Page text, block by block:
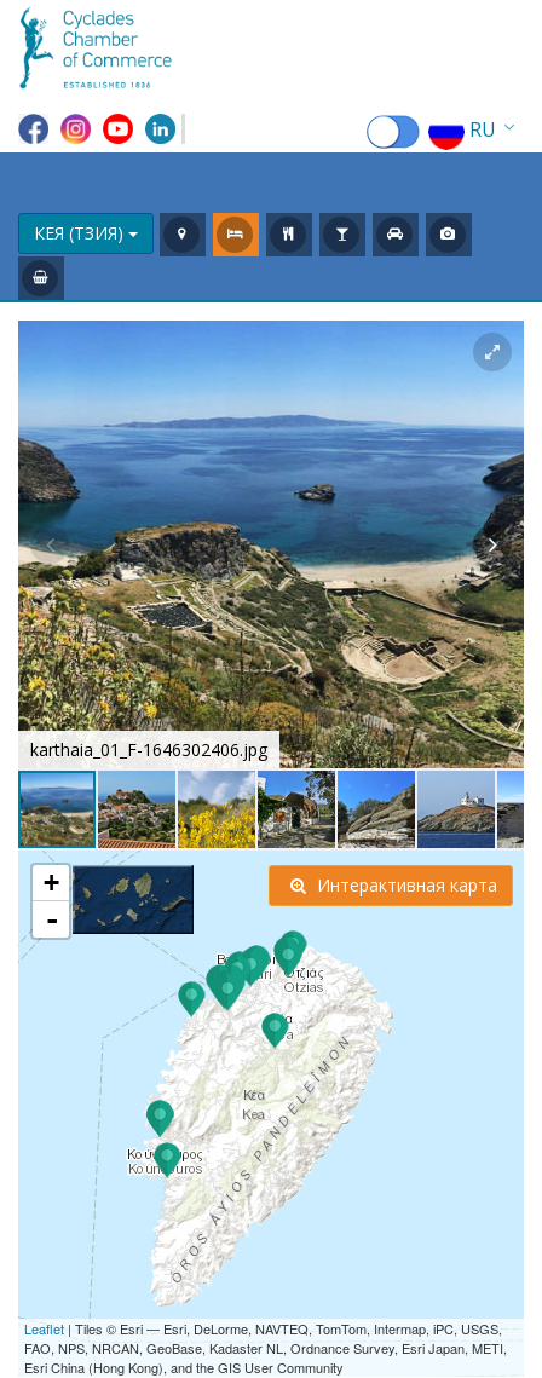
RU
DE
IT
ES
CN
КЕЯ (ТЗИЯ)
karthaia_01_F-1646302406.jpg
+
-
Leaflet | Tiles © Esri — Esri, DeLorme, NAVTEQ, TomTom, Intermap, iPC, USGS,
FAO, NPS, NRCAN, GeoBase, Kadaster NL, Ordnance Survey, Esri Japan, METI,
Esri China (Hong Kong), and the GIS User Community
Интерактивная карта